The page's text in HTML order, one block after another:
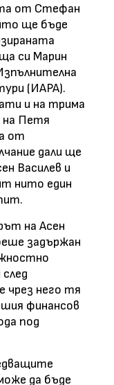
от Стефан
ще бъде
си Марин
(ИАРА).
и на трима
на Петя
от
дали ще
Василев и
нито един
на Асен
задържан
чрез него тя
финансов
под
да бъде